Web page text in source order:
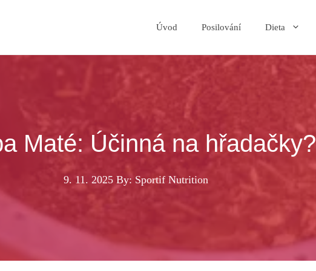
Úvod Posilování Dieta
Maté: Účinná na hřadačky?
9. 11. 2025 By: Sportif Nutrition